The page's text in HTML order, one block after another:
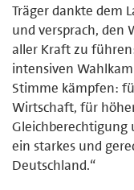
Träger dankte dem
und versprach, den
aller Kraft zu
intensiven
Stimme kämpfen:
Wirtschaft, für
Gleichberechtigung
ein starkes und
Deutschland.“